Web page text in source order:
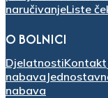
naručivanjeListe
O BOLNICI
DjelatnostiKontakt
nabava
nabava